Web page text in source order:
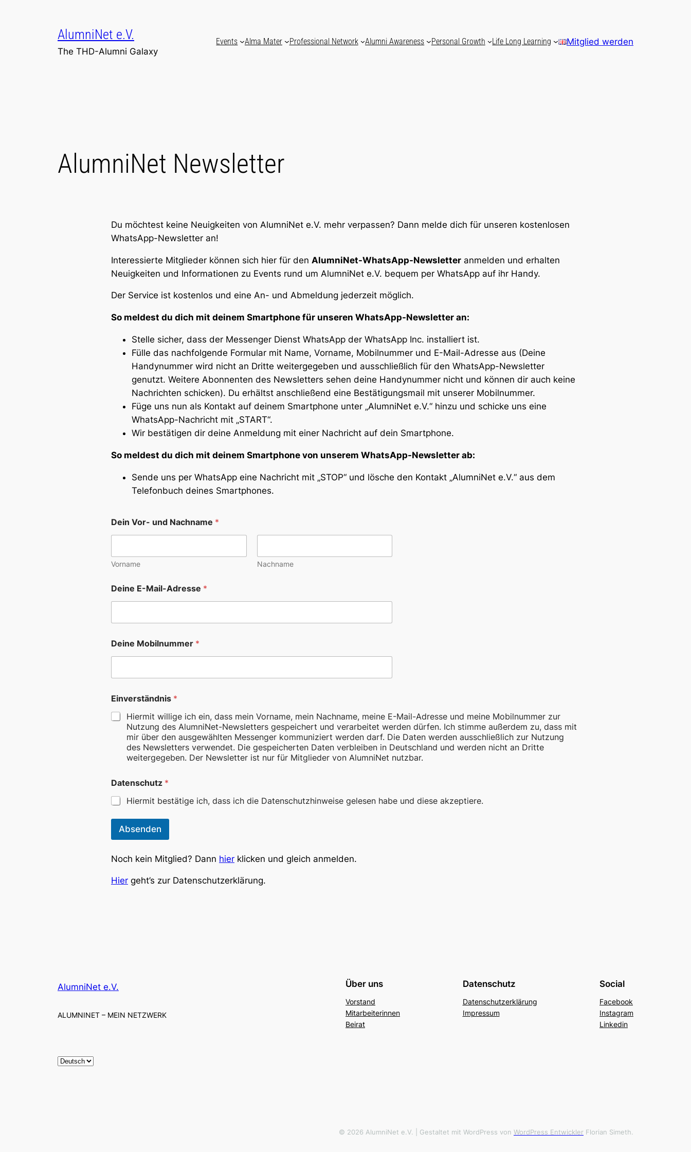
AlumniNet e.V.
The THD-Alumni Galaxy
Events Alma Mater Professional Network Alumni Awareness Personal Growth Life Long Learning Mitglied werden
AlumniNet Newsletter
Du möchtest keine Neuigkeiten von AlumniNet e.V. mehr verpassen? Dann melde dich für unseren kostenlosen
WhatsApp-Newsletter an!
Interessierte Mitglieder können sich hier für den AlumniNet-WhatsApp-Newsletter anmelden und erhalten
Neuigkeiten und Informationen zu Events rund um AlumniNet e.V. bequem per WhatsApp auf ihr Handy.
Der Service ist kostenlos und eine An- und Abmeldung jederzeit möglich.
So meldest du dich mit deinem Smartphone für unseren WhatsApp-Newsletter an:
Stelle sicher, dass der Messenger Dienst WhatsApp der WhatsApp Inc. installiert ist.
Fülle das nachfolgende Formular mit Name, Vorname, Mobilnummer und E-Mail-Adresse aus (Deine
Handynummer wird nicht an Dritte weitergegeben und ausschließlich für den WhatsApp-Newsletter
genutzt. Weitere Abonnenten des Newsletters sehen deine Handynummer nicht und können dir auch keine
Nachrichten schicken). Du erhältst anschließend eine Bestätigungsmail mit unserer Mobilnummer.
Füge uns nun als Kontakt auf deinem Smartphone unter „AlumniNet e.V.“ hinzu und schicke uns eine
WhatsApp-Nachricht mit „START“.
Wir bestätigen dir deine Anmeldung mit einer Nachricht auf dein Smartphone.
So meldest du dich mit deinem Smartphone von unserem WhatsApp-Newsletter ab:
Sende uns per WhatsApp eine Nachricht mit „STOP“ und lösche den Kontakt „AlumniNet e.V.“ aus dem
Telefonbuch deines Smartphones.
Dein Vor- und Nachname *
Vorname Nachname
Deine E-Mail-Adresse *
Deine Mobilnummer *
Einverständnis *
Hiermit willige ich ein, dass mein Vorname, mein Nachname, meine E-Mail-Adresse und meine Mobilnummer zur
Nutzung des AlumniNet-Newsletters gespeichert und verarbeitet werden dürfen. Ich stimme außerdem zu, dass mit
mir über den ausgewählten Messenger kommuniziert werden darf. Die Daten werden ausschließlich zur Nutzung
des Newsletters verwendet. Die gespeicherten Daten verbleiben in Deutschland und werden nicht an Dritte
weitergegeben. Der Newsletter ist nur für Mitglieder von AlumniNet nutzbar.
o
b
i
m
m
e
D
*
Datenschutz *
Hiermit bestätige ich, dass ich die Datenschutzhinweise gelesen habe und diese akzeptiere.
Absenden
Noch kein Mitglied? Dann hier klicken und gleich anmelden.
Hier geht’s zur Datenschutzerklärung.
AlumniNet e.V.
ALUMNINET – MEIN NETZWERK
S
Über uns
Vorstand
Mitarbeiterinnen
Beirat
Datenschutz
Datenschutzerklärung
Impressum
Social
Facebook
Instagram
Linkedin
© 2026 AlumniNet e.V. | Gestaltet mit WordPress von WordPress Entwickler Florian Simeth.